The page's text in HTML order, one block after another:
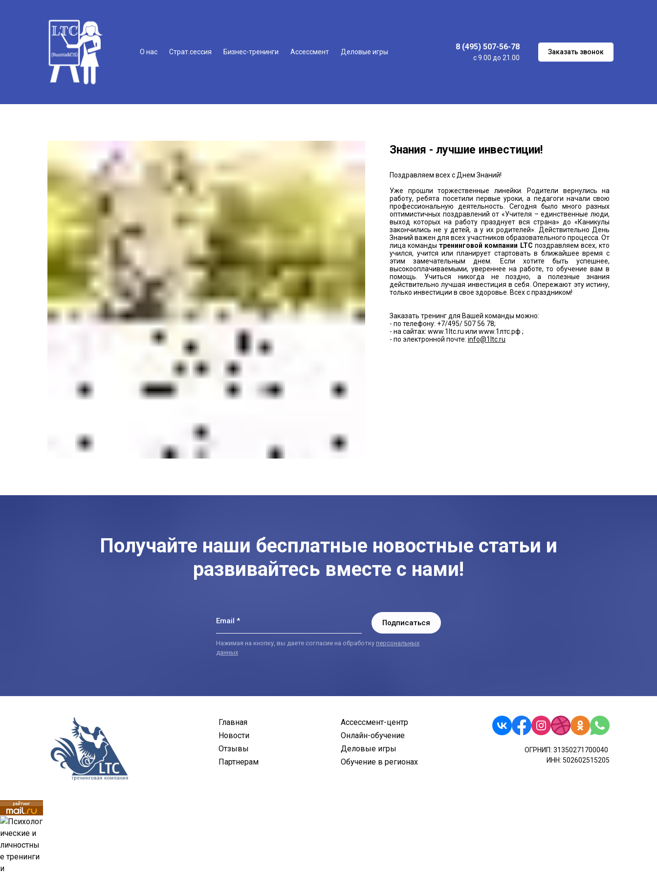
О нас Страт.сессия Бизнес-тренинги Ассессмент Деловые игры
8 (495) 507-56-78
с 9.00 до 21.00
Заказать звонок
Знания - лучшие инвестиции!
Поздравляем всех с Днем Знаний!
Уже прошли торжественные линейки. Родители вернулись на
работу, ребята посетили первые уроки, а педагоги начали свою
профессиональную деятельность. Сегодня было много разных
оптимистичных поздравлений от «Учителя – единственные люди,
выход которых на работу празднует вся страна» до «Каникулы
закончились не у детей, а у их родителей». Действительно День
Знаний важен для всех участников образовательного процесса. От
лица командытренинговой компании LTC поздравляем всех, кто
учился, учится или планирует стартовать в ближайшее время с
этим замечательным днем. Если хотите быть успешнее,
высокооплачиваемыми, увереннее на работе, то обучение вам в
помощь. Учиться никогда не поздно, а полезные знания
действительно лучшая инвестиция в себя. Опережают эту истину,
только инвестиции в свое здоровье. Всех с праздником!
Заказать тренинг для Вашей команды можно:
- по телефону: +7/495/ 507 56 78;
- на сайтах: www.1ltc.ru или www.1лтс.рф ;
- по электронной почте: info@1ltc.ru
Получайте наши бесплатные новостные статьи и
развивайтесь вместе с нами!
Email * Подписаться
Нажимая на кнопку, вы даете согласие на обработку персональных
данных
Главная
Новости
Отзывы
Партнерам
Ассессмент-центр
Онлайн-обучение
Деловые игры
Обучение в регионах
ОГРНИП: 31350271700040
ИНН: 502602515205